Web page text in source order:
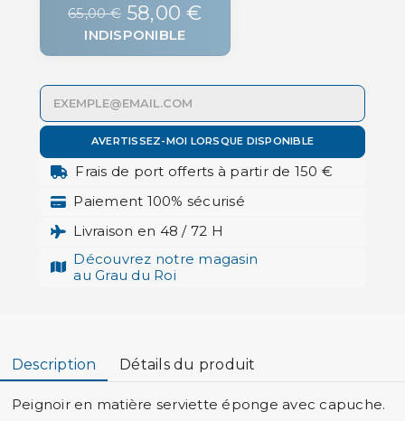
65,00 € 58,00 €
INDISPONIBLE
AVERTISSEZ-MOI LORSQUE DISPONIBLE
Frais de port offerts à partir de 150 €
Paiement 100% sécurisé
Livraison en 48 / 72 H
Découvrez notre magasin
au Grau du Roi
Description Détails du produit
Peignoir en matière serviette éponge avec capuche.